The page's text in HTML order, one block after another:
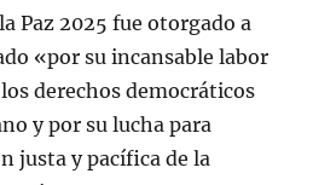
(@NobelPrize)
Paz 2025 fue otorgado a
«por su incansable labor
derechos democráticos
y por su lucha para
justa y pacífica de la